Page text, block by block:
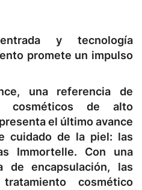
y tecnología
promete un impulso
una referencia de
cosméticos de alto
el último avance
cuidado de la piel: las
Immortelle. Con una
de encapsulación, las
cosmético